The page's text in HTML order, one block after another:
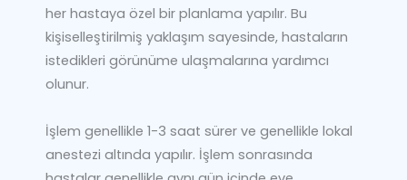
her hastaya özel bir planlama yapılır. Bu
kişiselleştirilmiş yaklaşım sayesinde, hastaların
istedikleri görünüme ulaşmalarına yardımcı
olunur.
İşlem genellikle 1-3 saat sürer ve genellikle lokal
anestezi altında yapılır. İşlem sonrasında